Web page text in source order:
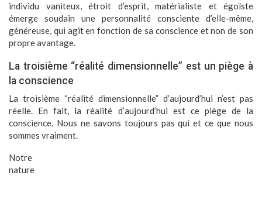
individu vaniteux, étroit d’esprit, matérialiste et égoïste
émerge soudain une personnalité consciente d’elle-même,
généreuse, qui agit en fonction de sa conscience et non de son
propre avantage.
La troisième “réalité dimensionnelle” est un piège à
la conscience
La troisième “réalité dimensionnelle” d’aujourd’hui n’est pas
réelle. En fait, la réalité d’aujourd’hui est ce piège de la
conscience. Nous ne savons toujours pas qui et ce que nous
sommes vraiment.
Notre
nature